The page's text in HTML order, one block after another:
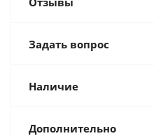
Задать вопрос
Наличие
Дополнительно